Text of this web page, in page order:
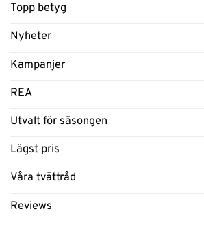
Topp betyg
Nyheter
Kampanjer
REA
Utvalt för säsongen
Lägst pris
Våra tvättråd
Reviews